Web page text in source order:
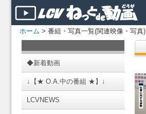
ホーム > 番組・写真一覧(関連映像・写真)
◆新着動画
↓【★ O.A.中の番組 ★】↓
LCVNEWS